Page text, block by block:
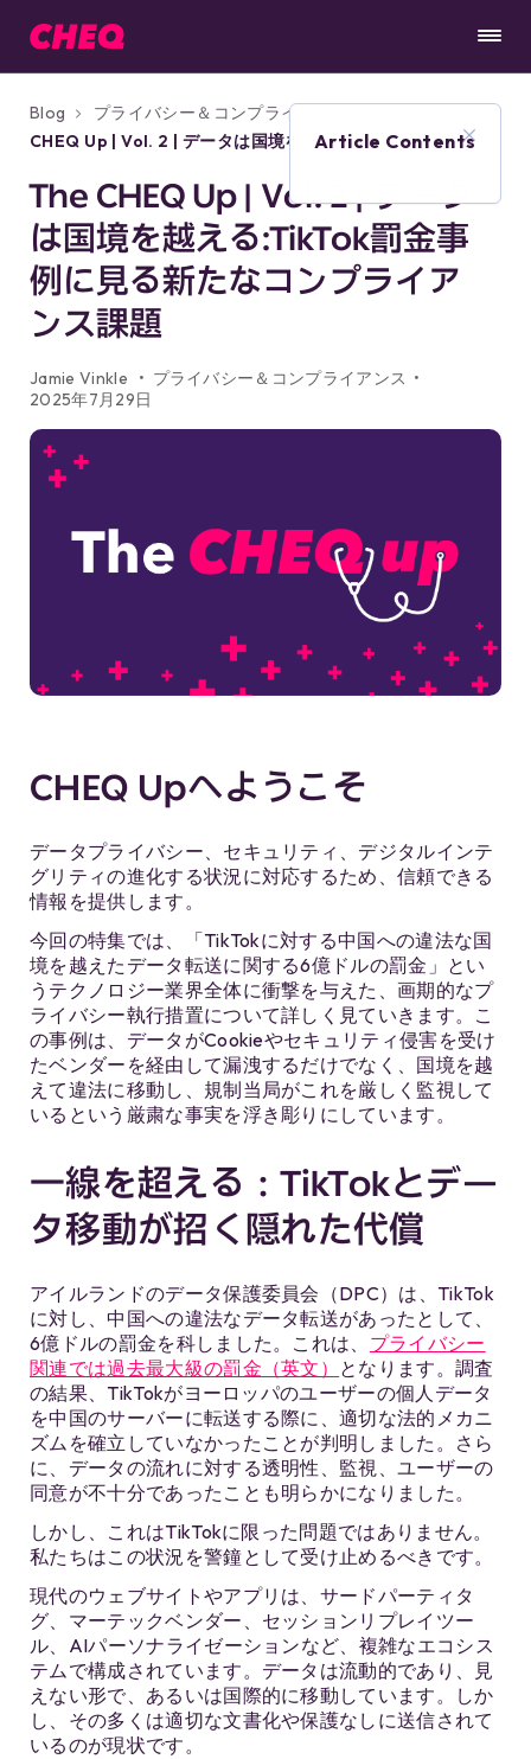
Blog プライバシー＆コンプライアンス
CHEQ Up | Vol. 2 | データは国境を越え
ス課題
The CHEQ Up | Vol. 2 | データ
は国境を越える:TikTok罰金事
例に見る新たなコンプライア
ンス課題
Jamie Vinkle
プライバシー＆コンプライアンス
2025年7月29日
CHEQ Upへようこそ
データプライバシー、セキュリティ、デジタルインテ
グリティの進化する状況に対応するため、信頼できる
情報を提供します。
今回の特集では、「TikTokに対する中国への違法な国
境を越えたデータ転送に関する6億ドルの罰金」とい
うテクノロジー業界全体に衝撃を与えた、画期的なプ
ライバシー執行措置について詳しく見ていきます。こ
の事例は、データがCookieやセキュリティ侵害を受け
たベンダーを経由して漏洩するだけでなく、国境を越
えて違法に移動し、規制当局がこれを厳しく監視して
いるという厳粛な事実を浮き彫りにしています。
一線を超える：TikTokとデー
タ移動が招く隠れた代償
アイルランドのデータ保護委員会（DPC）は、TikTok
に対し、中国への違法なデータ転送があったとして、
6億ドルの罰金を科しました。これは、 プライバシー
関連では過去最大級の罰金（英文） となります。調査
の結果、TikTokがヨーロッパのユーザーの個人データ
を中国のサーバーに転送する際に、適切な法的メカニ
ズムを確立していなかったことが判明しました。さら
に、データの流れに対する透明性、監視、ユーザーの
同意が不十分であったことも明らかになりました。
しかし、これはTikTokに限った問題ではありません。
私たちはこの状況を警鐘として受け止めるべきです。
現代のウェブサイトやアプリは、サードパーティタ
グ、マーテックベンダー、セッションリプレイツー
ル、AIパーソナライゼーションなど、複雑なエコシス
テムで構成されています。データは流動的であり、見
えない形で、あるいは国際的に移動しています。しか
し、その多くは適切な文書化や保護なしに送信されて
いるのが現状です。
Article Contents